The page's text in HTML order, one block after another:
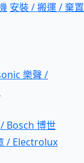
安裝 / 搬運 / 棄置
樂聲 /
Bosch 博世
/ Electrolux